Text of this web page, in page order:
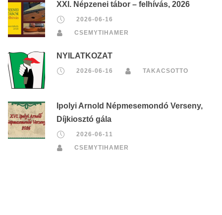
XXI. Népzenei tábor – felhívás, 2026
2026-06-16
CSEMYTIHAMER
NYILATKOZAT
2026-06-16 TAKACSOTTO
Ipolyi Arnold Népmesemondó Verseny,
Díjkiosztó gála
2026-06-11
CSEMYTIHAMER